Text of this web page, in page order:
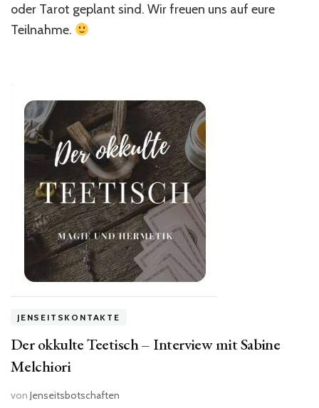
oder Tarot geplant sind. Wir freuen uns auf eure
Teilnahme.
JENSEITSKONTAKTE
Der okkulte Teetisch – Interview mit Sabine
Melchiori
von Jenseitsbotschaften